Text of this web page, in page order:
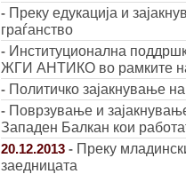
- Преку едукација и
граѓанство
- Институционална
ЖГИ АНТИКО во рамките
- Политичко зајакнување
- Поврзување и
Западен Балкан кои
20.12.2013 - Преку
заедницата